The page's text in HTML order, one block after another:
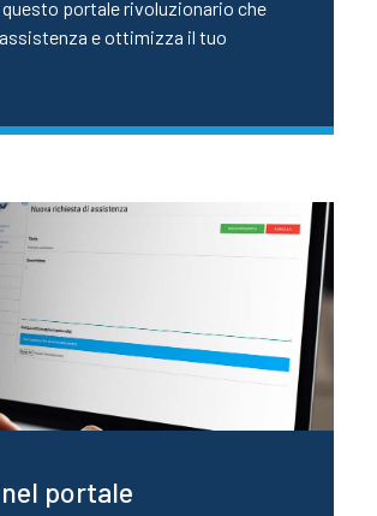
portale rivoluzionario che
e ottimizza il tuo
portale